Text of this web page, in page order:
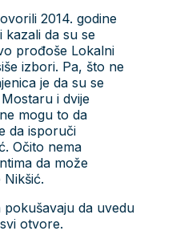
2014. godine
kazali da su se
prođoše Lokalni
izbori. Pa, što ne
je da su se
i dvije
mogu to da
da isporuči
Očito nema
da može
Nikšić.
pokušavaju da uvedu
otvore.